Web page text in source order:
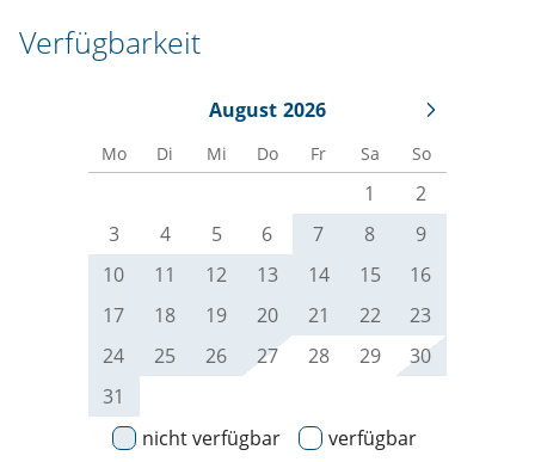
Verfügbarkeit
August 2026
Mo Di Mi Do Fr Sa So
1
2
3
4 5 6 7 8
9
10
11 12 13 14 15
16
17
18 19 20 21 22
23
24
25 26 27 28 29
30
31
nicht verfügbar
verfügbar